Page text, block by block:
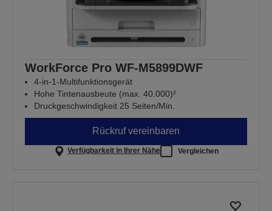
WorkForce Pro WF-M5899DWF
4-in-1-Multifunktionsgerät
Hohe Tintenausbeute (max. 40.000)²
Druckgeschwindigkeit 25 Seiten/Min.
Rückruf vereinbaren
Verfügbarkeit in Ihrer Nähe Vergleichen